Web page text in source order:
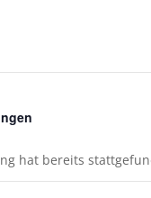
hat bereits